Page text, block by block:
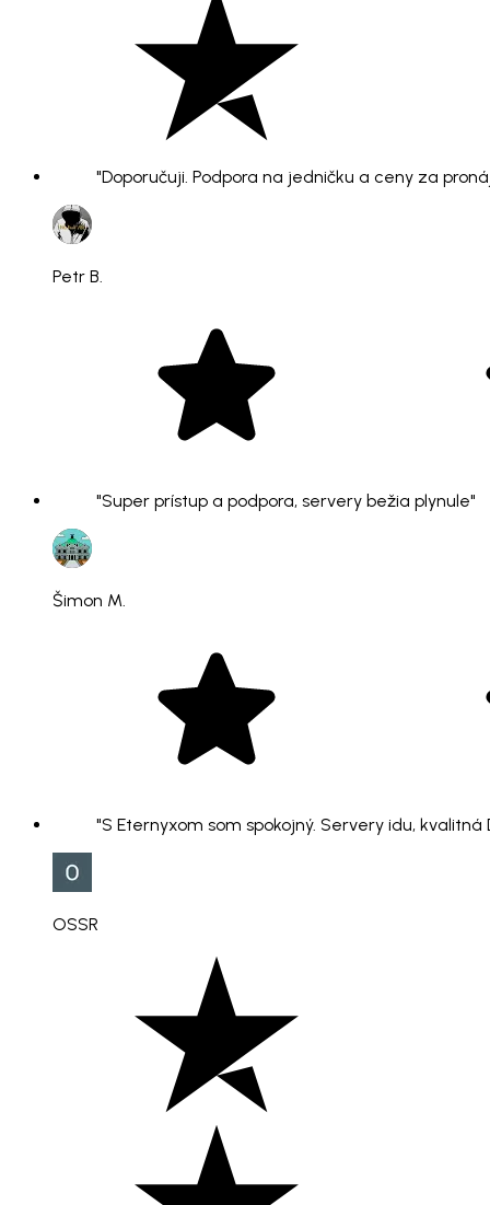
"Doporučuji. Podpora na jedničku a ceny za
Petr B.
"Super prístup a podpora, servery bežia plynule"
Šimon M.
"S Eternyxom som spokojný. Servery idu,
OSSR